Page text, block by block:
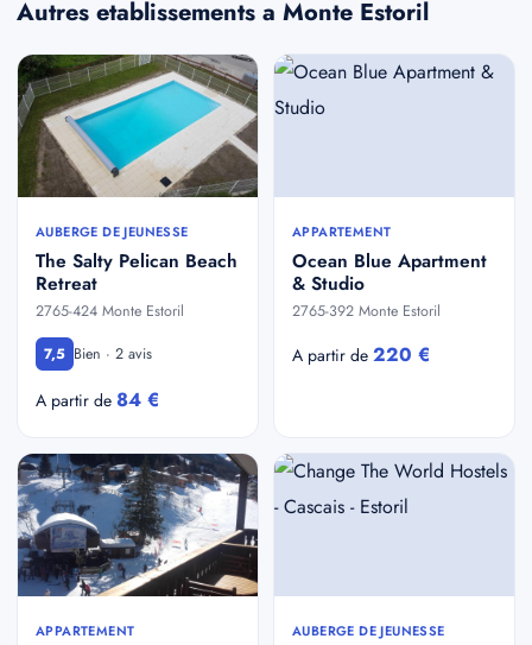
Autres etablissements a Monte Estoril
AUBERGE DE JEUNESSE
The Salty Pelican Beach
Retreat
2765-424 Monte Estoril
7,5 Bien · 2 avis
A partir de 84 €
APPARTEMENT
Ocean Blue Apartment
& Studio
2765-392 Monte Estoril
A partir de 220 €
APPARTEMENT AUBERGE DE JEUNESSE